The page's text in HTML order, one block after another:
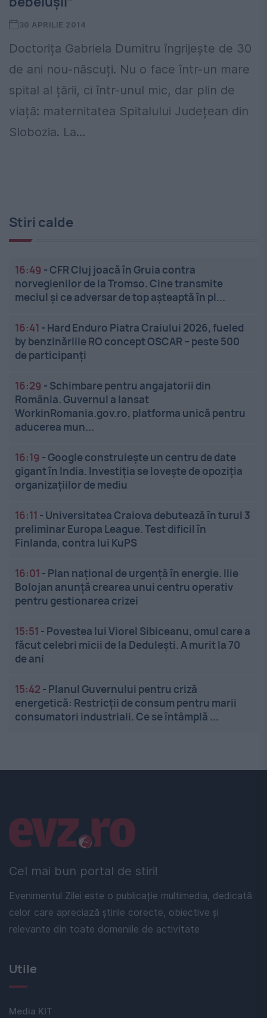
30 APRILIE 2014
Doctorița Gabriela Dumitru îngrijește de 30
de ani nou-născuți. Nu o face într-un mare
spital al țării, ci într-unul mic, dar plin de
viață: maternitatea Spitalului Județean din
Slobozia. La...
Stiri calde
16:49 -CFR Cluj joacă în Gruia contra
norvegienilor de la Tromso. Cine transmite
meciul și ce adversar de top așteaptă în pl...
16:41 - Hard Enduro Piatra Craiului 2026, fueled
by benzinăriile RO concept OSCAR – peste 500
de participanți
16:29 - Schimbare pentru angajatorii din
România. Guvernul a lansat
WorkinRomania.gov.ro, platforma unică pentru
aducerea mun...
16:19 -Google construiește un centru de date
gigant în India. Investiția se lovește de opoziția
organizațiilor de mediu
16:11 - Universitatea Craiova debutează în turul 3
preliminar Europa League. Test dificil în
Finlanda, contra lui KuPS
16:01 - Plan național de urgență în energie. Ilie
Bolojan anunță crearea unui centru operativ
pentru gestionarea crizei
15:51 - Povestea lui Viorel Sibiceanu, omul care a
făcut celebri micii de la Dedulești. A murit la 70
de ani
15:42 - Planul Guvernului pentru criză
energetică: Restricții de consum pentru marii
consumatori industriali. Ce se întâmplă ...
Cel mai bun portal de stiri!
Evenimentul Zilei este o publicație multimedia, dedicată
celor care apreciază știrile corecte, obiective și
relevante din toate domeniile de activitate
Linkuri utile
Utile
Media KIT